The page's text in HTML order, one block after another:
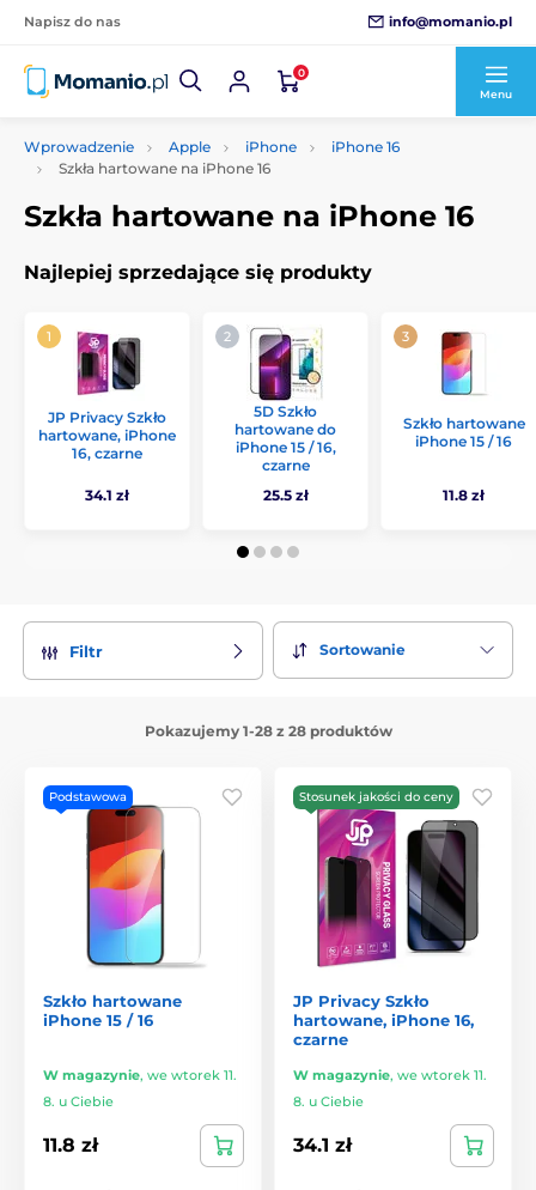
Napisz do nas info@momanio.pl
0
Menu
Wprowadzenie Apple iPhone
iPhone 16
Szkła hartowane na iPhone 16
Szkła hartowane na iPhone 16
Najlepiej sprzedające się produkty
JP Privacy Szkło
hartowane, iPhone
16, czarne
34.1 zł
5D Szkło
hartowane do
iPhone 15 / 16,
czarne
25.5 zł
Szkło hartowane
iPhone 15 / 16
11.8 zł
Filtr Sortowanie
Pokazujemy 1-28 z 28 produktów
Podstawowa
Szkło hartowane
iPhone 15 / 16
W magazynie, we wtorek 11.
8. u Ciebie
11.8 zł
Stosunek jakości do ceny
JP Privacy Szkło
hartowane, iPhone 16,
czarne
W magazynie, we wtorek 11.
8. u Ciebie
34.1 zł